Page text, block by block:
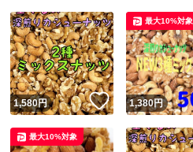
いいね！
1,580円 いいね！
1,380円
最大10%対象
最大10%対象